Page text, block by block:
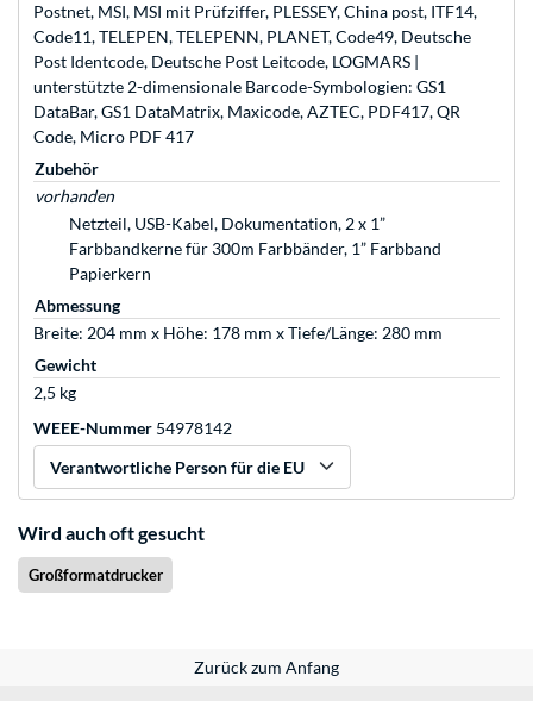
Postnet, MSI, MSI mit Prüfziffer, PLESSEY, China post, ITF14,
Code11, TELEPEN, TELEPENN, PLANET, Code49, Deutsche
Post Identcode, Deutsche Post Leitcode, LOGMARS |
unterstützte 2-dimensionale Barcode-Symbologien: GS1
DataBar, GS1 DataMatrix, Maxicode, AZTEC, PDF417, QR
Code, Micro PDF 417
Zubehör
vorhanden
Netzteil, USB-Kabel, Dokumentation, 2 x 1”
Farbbandkerne für 300m Farbbänder, 1” Farbband
Papierkern
Abmessung
Breite: 204 mm x Höhe: 178 mm x Tiefe/Länge: 280 mm
Gewicht
2,5 kg
WEEE-Nummer 54978142
Verantwortliche Person für die EU
Wird auch oft gesucht
Großformatdrucker
Zurück zum Anfang